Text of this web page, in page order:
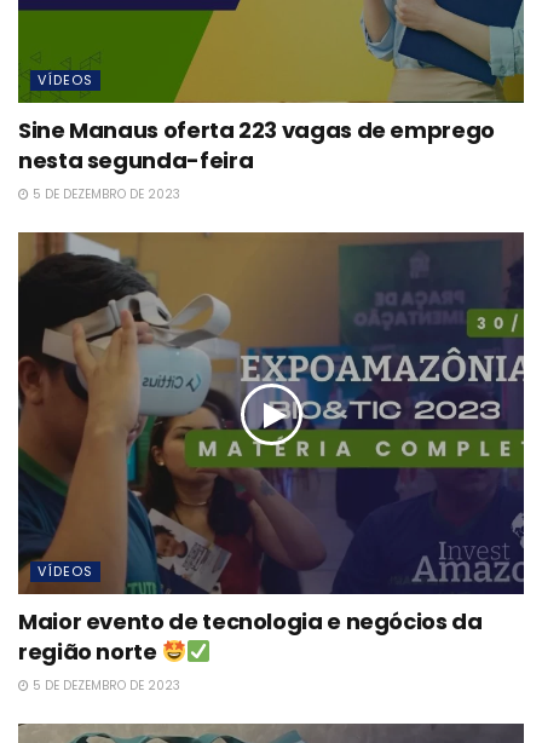
VÍDEOS
Sine Manaus oferta 223 vagas de emprego
nesta segunda-feira
5 DE DEZEMBRO DE 2023
VÍDEOS
Maior evento de tecnologia e negócios da
região norte
5 DE DEZEMBRO DE 2023